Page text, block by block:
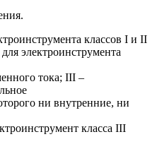
классов I и II
электроинструмента
тока; III –
ни внутренние, ни
класса III